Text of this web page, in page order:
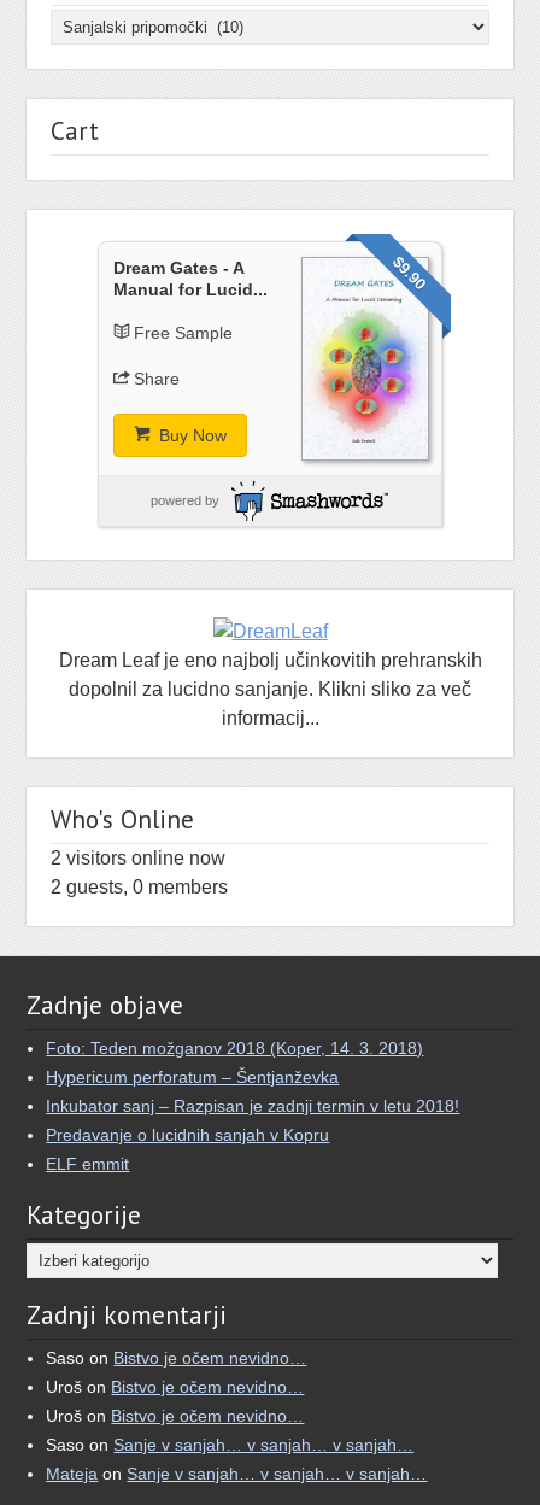
Cart
$9.90
Dream Gates - A
Manual for Lucid...
Free Sample
Share
Buy Now
powered by
Dream Leaf je eno najbolj učinkovitih prehranskih
dopolnil za lucidno sanjanje. Klikni sliko za več
informacij...
Who's Online
2 visitors online now
2 guests, 0 members
Zadnje objave
Foto: Teden možganov 2018 (Koper, 14. 3. 2018)
Hypericum perforatum – Šentjanževka
Inkubator sanj – Razpisan je zadnji termin v letu 2018!
Predavanje o lucidnih sanjah v Kopru
ELF emmit
Kategorije
Kategorije
Zadnji komentarji
Saso on Bistvo je očem nevidno…
Uroš on Bistvo je očem nevidno…
Uroš on Bistvo je očem nevidno…
Saso onSanje v sanjah… v sanjah… v sanjah…
Mateja onSanje v sanjah… v sanjah… v sanjah…